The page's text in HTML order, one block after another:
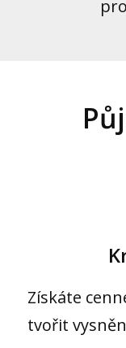
Získáte
tvořit